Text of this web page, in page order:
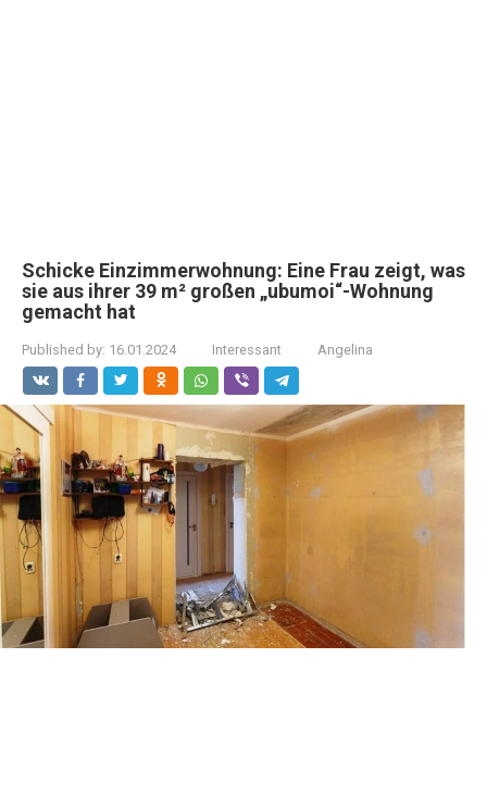
Schicke Einzimmerwohnung: Eine Frau zeigt, was
sie aus ihrer 39 m² großen „ubumoi“-Wohnung
gemacht hat
Published by: 16.01.2024 Interessant Angelina